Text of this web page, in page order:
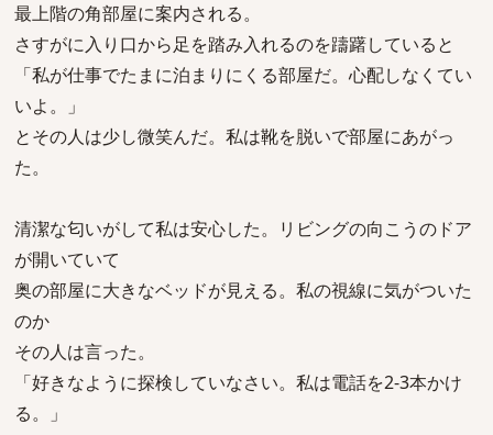
最上階の角部屋に案内される。
さすがに入り口から足を踏み入れるのを躊躇していると
「私が仕事でたまに泊まりにくる部屋だ。心配しなくてい
いよ。」
とその人は少し微笑んだ。私は靴を脱いで部屋にあがっ
た。
清潔な匂いがして私は安心した。リビングの向こうのドア
が開いていて
奥の部屋に大きなベッドが見える。私の視線に気がついた
のか
その人は言った。
「好きなように探検していなさい。私は電話を2-3本かけ
る。」